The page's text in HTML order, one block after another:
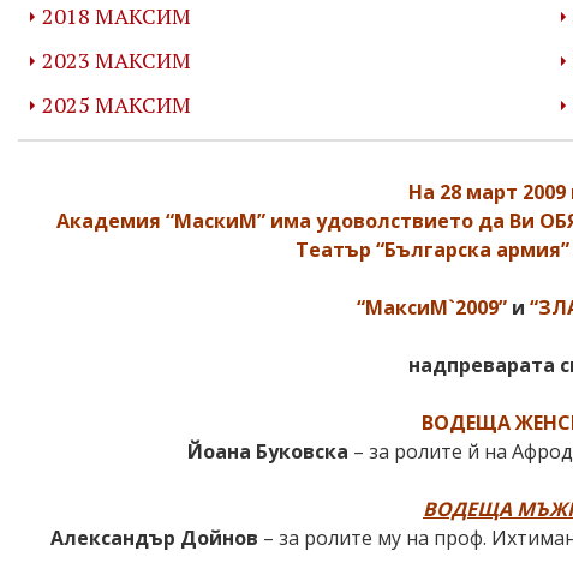
2018 МАКСИМ
2023 МАКСИМ
2025 МАКСИМ
На 28 март 2009
Академия “МаскиМ” има удоволствието да Ви
Театър “Българска армия”
“МаксиМ`2009” и
надпреварата
ВОДЕЩА
Йоана Буковска – за ролите й на
ВОДЕЩА
Александър Дойнов – за ролите му на проф.